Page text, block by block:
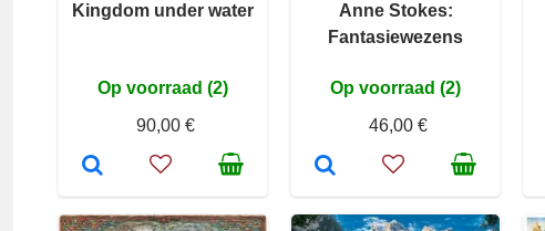
Kingdom under water
Op voorraad (2)
90,00 €
Anne Stokes:
Fantasiewezens
Op voorraad (2)
46,00 €